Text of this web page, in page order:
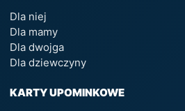
Dla niej
Dla mamy
Dla dwojga
Dla dziewczyny
KARTY UPOMINKOWE